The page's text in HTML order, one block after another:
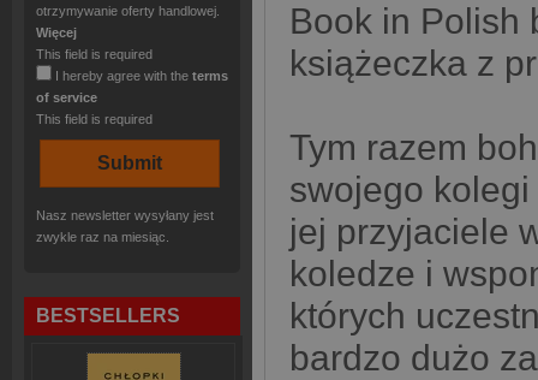
otrzymywanie oferty handlowej.
Więcej
This field is required
I hereby agree with the terms
of service
This field is required
Nasz newsletter wysyłany jest
zwykle raz na miesiąc.
BESTSELLERS
Book in Polish
książeczka z
Tym razem
swojego
jej przyjaciele
koledze i
których
bardzo dużo